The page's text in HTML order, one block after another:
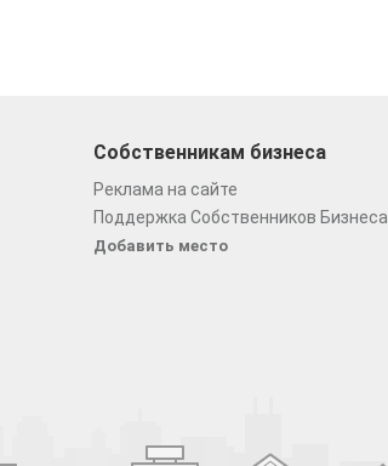
Собственникам бизнеса
Реклама на сайте
Поддержка Собственников Бизнеса
Добавить место